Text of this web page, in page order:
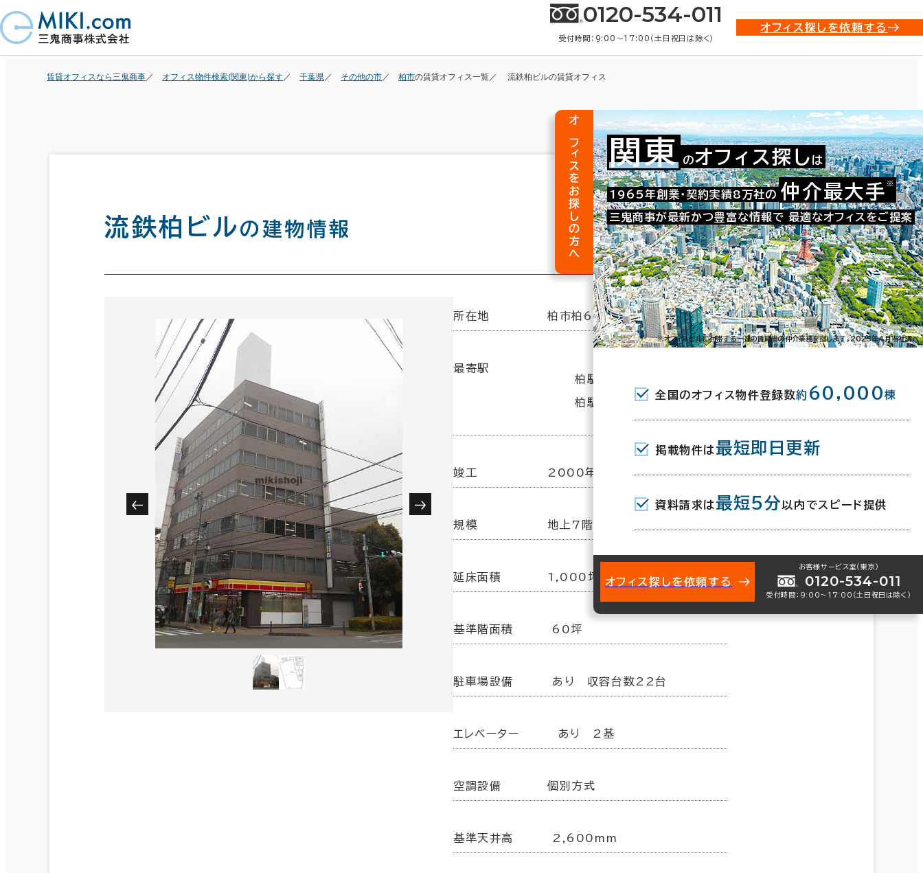
0120-534-011
受付時間：9:00〜17:00（土日祝日は除く）
オフィス探しを依頼する
賃貸オフィスなら三鬼商事 オフィス物件検索(関東)から探す 千葉県 その他の市 柏市の賃貸オフィス一覧 流鉄柏ビルの賃貸オフィス
流鉄柏ビルの建物情報
お問い合わせ番号：021-89629
所在地 柏市柏6-1-1
最寄駅
柏駅(JR) 東口 5分
柏駅(東武野田線) 東口 5分
竣工 2000年 3月
規模 地上7階／地下1階建
延床面積 1,000坪
基準階面積 60坪
駐車場設備 あり 収容台数22台
エレベーター あり 2基
空調設備 個別方式
基準天井高 2,600mm
オフィスをお探しの方へ 関東 のオフィス探し は
1965年創業・契約実績8万社の 仲介最大手 ※
三鬼商事が最新かつ豊富な情報で 最適なオフィスをご提案
※オフィスビルに付帯する一連の賃貸借の仲介業務を指します。2023年4月当社調べ
全国のオフィス物件登録数約 60,000棟
掲載物件は 最短即日更新
資料請求は 最短5分 以内でスピード提供
オフィス探しを依頼する
お客様サービス室（東京）
0120-534-011
受付時間：9:00〜17:00（土日祝日は除く）